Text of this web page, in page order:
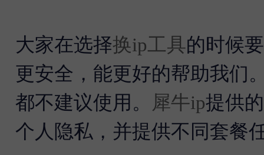
大家在选择换ip工具的时候
更安全，能更好的帮助我们
都不建议使用。
犀牛ip提供
个人隐私，并提供不同套餐